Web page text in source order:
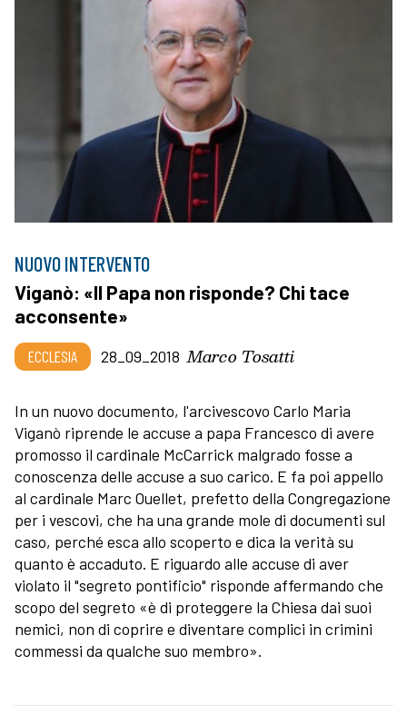
NUOVO INTERVENTO
Viganò: «Il Papa non risponde? Chi tace
acconsente»
ECCLESIA 28_09_2018 Marco Tosatti
In un nuovo documento, l'arcivescovo Carlo Maria
Viganò riprende le accuse a papa Francesco di avere
promosso il cardinale McCarrick malgrado fosse a
conoscenza delle accuse a suo carico. E fa poi appello
al cardinale Marc Ouellet, prefetto della Congregazione
per i vescovi, che ha una grande mole di documenti sul
caso, perché esca allo scoperto e dica la verità su
quanto è accaduto. E riguardo alle accuse di aver
violato il "segreto pontificio" risponde affermando che
scopo del segreto «è di proteggere la Chiesa dai suoi
nemici, non di coprire e diventare complici in crimini
commessi da qualche suo membro».